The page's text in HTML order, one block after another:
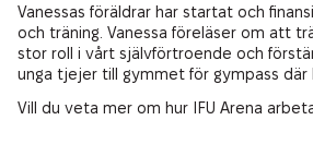
Vanessas föräldrar har startat och
och träning. Vanessa föreläser om att
stor roll i vårt självförtroende och
unga tjejer till gymmet för gympass
Vill du veta mer om hur IFU Arena